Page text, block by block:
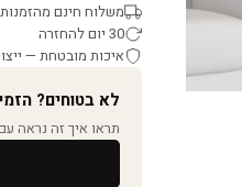
משלוח חינם מהזמנות
30 יום להחזרה
איכות מובטחת —
לא בטוחים?
תראו איך זה נראה